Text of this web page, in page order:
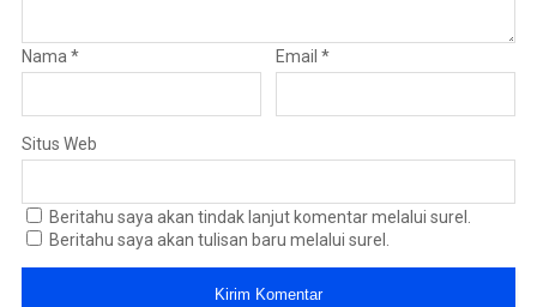
Nama * Email*
Situs Web
Beritahu saya akan tindak lanjut komentar melalui surel.
Beritahu saya akan tulisan baru melalui surel.